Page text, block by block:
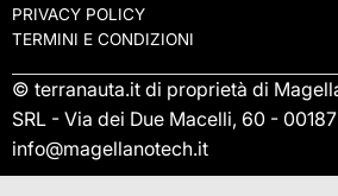
PRIVACY POLICY
TERMINI E CONDIZIONI
© terranauta.it di proprietà di
SRL - Via dei Due Macelli, 60 -
info@magellanotech.it